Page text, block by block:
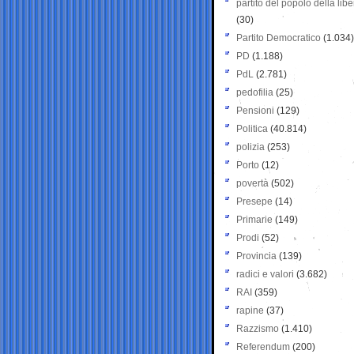
partito del popolo della
(30)
Partito Democratico (1.034)
PD (1.188)
PdL (2.781)
pedofilia (25)
Pensioni (129)
Politica (40.814)
polizia (253)
Porto (12)
povertà (502)
Presepe (14)
Primarie (149)
Prodi (52)
Provincia (139)
radici e valori (3.682)
RAI (359)
rapine (37)
Razzismo (1.410)
Referendum (200)